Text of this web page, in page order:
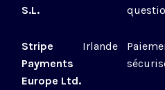
S.L.
Stripe
Payments
Europe Ltd.
Irlande